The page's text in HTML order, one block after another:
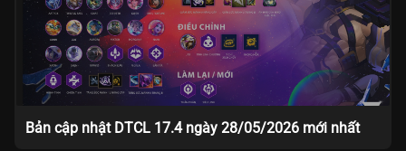
Bản cập nhật DTCL 17.4 ngày 28/05/2026 mới nhất